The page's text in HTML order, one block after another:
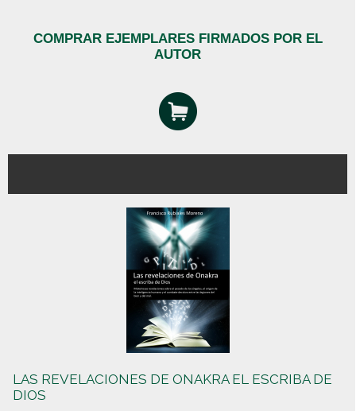
COMPRAR EJEMPLARES FIRMADOS POR EL
AUTOR
LAS REVELACIONES DE ONAKRA EL ESCRIBA DE
DIOS